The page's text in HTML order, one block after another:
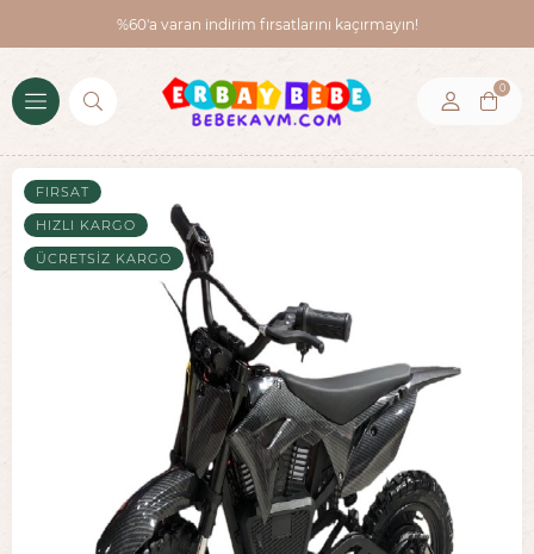
%60'a varan indirim fırsatlarını kaçırmayın!
0
FIRSAT
HIZLI KARGO
ÜCRETSIZ KARGO